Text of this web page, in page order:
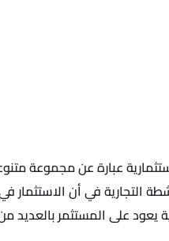
عبارة عن مجموعة
التجارية في أن الاستثمار
على المستثمر بالعديد من